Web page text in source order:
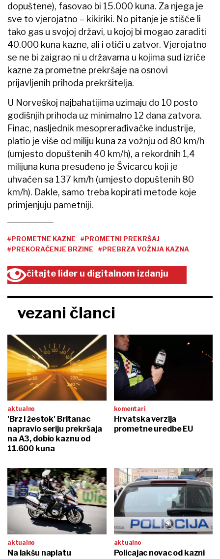
dopuštene), fasovao bi 15.000 kuna. Za njega je
sve to vjerojatno – kikiriki. No pitanje je stišće li
tako gas u svojoj državi, u kojoj bi mogao zaraditi
40.000 kuna kazne, ali i otići u zatvor. Vjerojatno
se ne bi zaigrao ni u državama u kojima sud izriče
kazne za prometne prekršaje na osnovi
prijavljenih prihoda prekršitelja.
U Norveškoj najbahatijima uzimaju do 10 posto
godišnjih prihoda uz minimalno 12 dana zatvora.
Finac, nasljednik mesoprerađivačke industrije,
platio je više od miliju kuna za vožnju od 80 km/h
(umjesto dopuštenih 40 km/h), a rekordnih 1,4
milijuna kuna presuđeno je Švicarcu koji je
uhvaćen sa 137 km/h (umjesto dopuštenih 80
km/h). Dakle, samo treba kopirati metode koje
primjenjuju pametniji.
#PROMETNE KAZNE
#PROMETNI PREKRŠAJ
#PREKORAČENJE BRZINE
#PREBRZA VOŽNJA KAZNA
čitajte lider u digitalnom izdanju
vezani članci
aktualno
'Brz i žestok' Britanac
napravio seriju prekršaja
na A3, dobio kaznu od
11.600 kuna
komentari
Hrvatska verzija
prometne uredbe EU
aktualno
Na lakšu naplatu
aktualno
Policajac novac od kazni